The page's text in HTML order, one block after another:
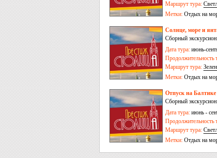
Маршрут тура:
Метки: Отдых на
Солнце, море и
Сборный
Дата тура: июнь-
Продолжительность
Маршрут тура:
Метки: Отдых на
Отпуск на
Сборный
Дата тура: июнь -
Продолжительность
Маршрут тура:
Метки: Отдых на